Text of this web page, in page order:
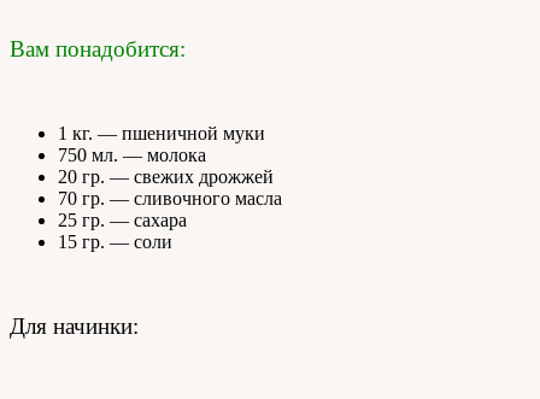
Вам понадобится:
1 кг. — пшеничной муки
750 мл. — молока
20 гр. — свежих дрожжей
70 гр. — сливочного масла
25 гр. — сахара
15 гр. — соли
Для начинки: